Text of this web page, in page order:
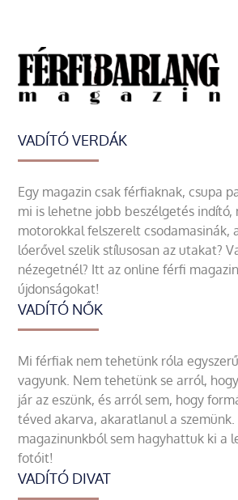
VADÍTÓ VERDÁK
Egy magazin csak férfiaknak, csupa
mi is lehetne jobb beszélgetés indító,
motorokkal felszerelt csodamasinák,
lóerővel szelik stílusosan az utakat?
nézegetnél? Itt az online férfi
újdonságokat!
VADÍTÓ NŐK
Mi férfiak nem tehetünk róla
vagyunk. Nem tehetünk se arról,
jár az eszünk, és arról sem, hogy
téved akarva, akaratlanul a
magazinunkból sem hagyhattuk ki a
fotóit!
VADÍTÓ DIVAT